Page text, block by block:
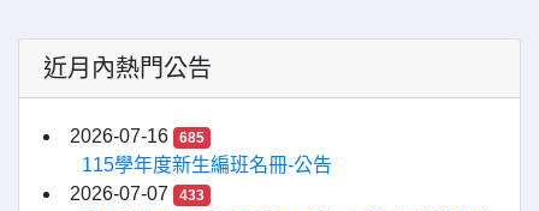
近月內熱門公告
2026-07-16 685
115學年度新生編班名冊-公告
2026-07-07
433